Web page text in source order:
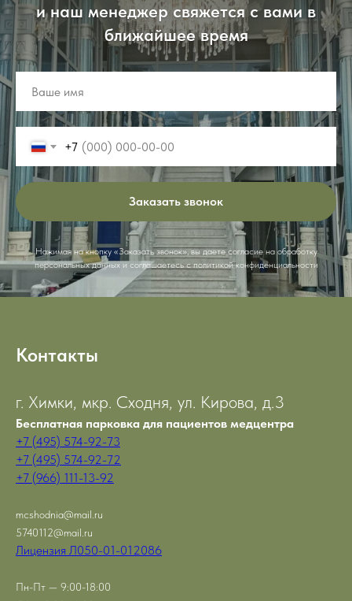
и наш менеджер свяжется с вами в
ближайшее время
+7
Заказать звонок
Нажимая на кнопку «Заказать звонок», вы даете согласие на обработку
персональных данных и соглашаетесь c политикой конфиденциальности
Контакты
г. Химки, мкр. Сходня, ул. Кирова, д.3
Бесплатная парковка для пациентов медцентра
+7 (495) 574-92-73
+7 (495) 574-92-72
+7 (966) 111-13-92
mcshodnia@mail.ru
5740112@mail.ru
Лицензия Л050-01-012086
Пн-Пт — 9:00-18:00